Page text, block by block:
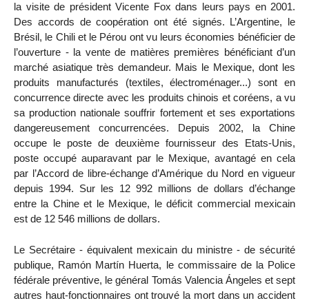
la visite de président Vicente Fox dans leurs pays en 2001.
Des accords de coopération ont été signés. L’Argentine, le
Brésil, le Chili et le Pérou ont vu leurs économies bénéficier de
l’ouverture - la vente de matières premières bénéficiant d’un
marché asiatique très demandeur. Mais le Mexique, dont les
produits manufacturés (textiles, électroménager...) sont en
concurrence directe avec les produits chinois et coréens, a vu
sa production nationale souffrir fortement et ses exportations
dangereusement concurrencées. Depuis 2002, la Chine
occupe le poste de deuxième fournisseur des Etats-Unis,
poste occupé auparavant par le Mexique, avantagé en cela
par l’Accord de libre-échange d’Amérique du Nord en vigueur
depuis 1994. Sur les 12 992 millions de dollars d’échange
entre la Chine et le Mexique, le déficit commercial mexicain
est de 12 546 millions de dollars.
Le Secrétaire - équivalent mexicain du ministre - de sécurité
publique, Ramón Martín Huerta, le commissaire de la Police
fédérale préventive, le général Tomás Valencia Ángeles et sept
autres haut-fonctionnaires ont trouvé la mort dans un accident